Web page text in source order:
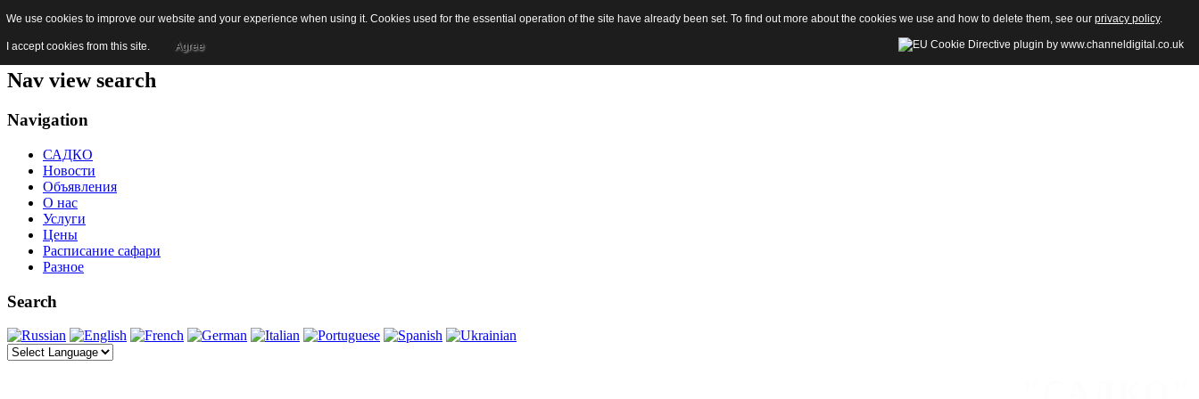
Skip to content
Jump to main navigation and login
Nav view search
Navigation
САДКО
Новости
Объявления
О нас
Услуги
Цены
Расписание сафари
Разное
Search
We use cookies to improve our website and your experience when using it. Cookies used for the essential operation of the site have already been set. To find out more about the cookies we use and how to delete them, see our privacy policy.
I accept cookies from this site. Agree